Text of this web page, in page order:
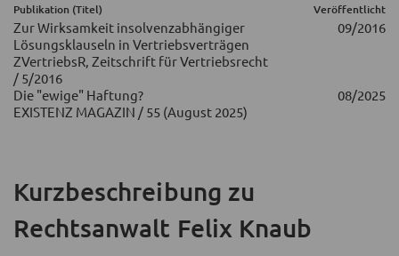
Publikation (Titel) Veröffentlicht
Zur Wirksamkeit insolvenzabhängiger
Lösungsklauseln in Vertriebsverträgen
ZVertriebsR, Zeitschrift für Vertriebsrecht
/ 5/2016
09/2016
Die "ewige" Haftung?
EXISTENZ MAGAZIN / 55 (August 2025)
08/2025
Kurzbeschreibung zu
Rechtsanwalt Felix Knaub